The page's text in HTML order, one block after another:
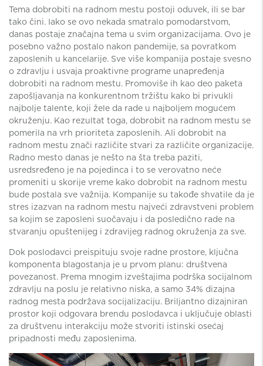
Tema dobrobiti na radnom mestu postoji oduvek, ili se bar
tako čini. Iako se ovo nekada smatralo pomodarstvom,
danas postaje značajna tema u svim organizacijama. Ovo je
posebno važno postalo nakon pandemije, sa povratkom
zaposlenih u kancelarije. Sve više kompanija postaje svesno
o zdravlju i usvaja proaktivne programe unapređenja
dobrobiti na radnom mestu. Promoviše ih kao deo paketa
zapošljavanja na konkurentnom tržištu kako bi privukli
najbolje talente, koji žele da rade u najboljem mogućem
okruženju. Kao rezultat toga, dobrobit na radnom mestu se
pomerila na vrh prioriteta zaposlenih. Ali dobrobit na
radnom mestu znači različite stvari za različite organizacije.
Radno mesto danas je nešto na šta treba paziti,
usredsređeno je na pojedinca i to se verovatno neće
promeniti u skorije vreme kako dobrobit na radnom mestu
bude postala sve važnija. Kompanije su takođe shvatile da je
stres izazvan na radnom mestu najveći zdravstveni problem
sa kojim se zaposleni suočavaju i da posledično rade na
stvaranju opuštenijeg i zdravijeg radnog okruženja za sve.
Dok poslodavci preispituju svoje radne prostore, ključna
komponenta blagostanja je u prvom planu: društvena
povezanost. Prema mnogim izveštajima podrška socijalnom
zdravlju na poslu je relativno niska, a samo 34% dizajna
radnog mesta podržava socijalizaciju. Briljantno dizajniran
prostor koji odgovara brendu poslodavca i uključuje oblasti
za društvenu interakciju može stvoriti istinski osećaj
pripadnosti među zaposlenima.